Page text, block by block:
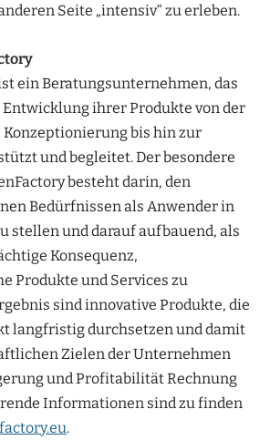
Seite „intensiv“ zu erleben.
ein Beratungsunternehmen, das
ihrer Produkte von der
Konzeptionierung bis hin zur
und begleitet. Der besondere
besteht darin, den
Bedürfnissen als Anwender in
stellen und darauf aufbauend, als
Konsequenz,
Produkte und Services zu
sind innovative Produkte, die
langfristig durchsetzen und damit
Zielen der Unternehmen
und Profitabilität Rechnung
Informationen sind zu finden
.